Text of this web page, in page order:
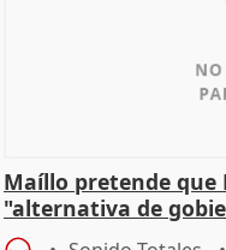
Maíllo pretende que
"alternativa de
oposición